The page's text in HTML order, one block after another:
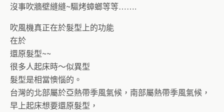
沒事吹牆壁縫縫~驅烤蟑螂等等…….
吹風機真正在於髮型上的功能
在於
還原髮型~~
很多人起床時～似異型
髮型是相當懊惱的。
台灣的北部屬於亞熱帶季風氣候，南部屬熱帶季風氣候，
早上起床想要還原髮型，